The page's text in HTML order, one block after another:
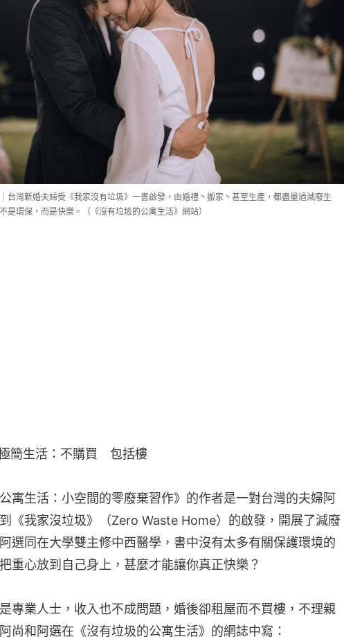
台灣新婚夫婦受《我家沒有垃圾》一書啟發，由婚禮丶搬家丶甚至生產，都盡量過減廢生
是環保，而是快樂。（《沒有垃圾的公寓生活》網站）
簡生活：不購買 包括樓
公寓生活：小空間的零廢棄習作》的作者是一對台灣的夫婦阿
《我家沒垃圾》（Zero Waste Home）的啟發，開展了減廢
選同在大學雙主修中西醫學，書中沒有太多有關保護環境的
重心放到自己身上，甚麼才能讓你真正快樂？
專業人士，收入也不成問題，婚後卻租屋而不買樓，不理親
尚和阿選在《沒有垃圾的公寓生活》的網誌中寫：